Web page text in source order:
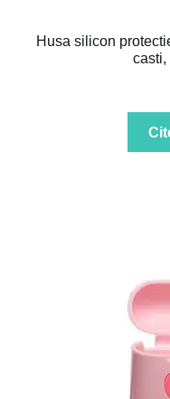
Husa silicon
casti,